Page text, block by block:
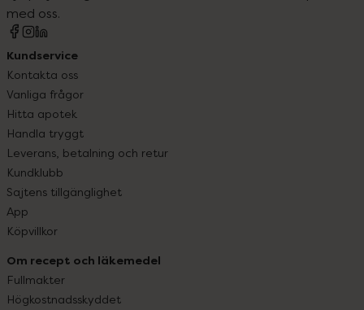
med oss.
Kundservice
Kontakta oss
Vanliga frågor
Hitta apotek
Handla tryggt
Leverans, betalning och retur
Kundklubb
Sajtens tillgänglighet
App
Köpvillkor
Om recept och läkemedel
Fullmakter
Högkostnadsskyddet